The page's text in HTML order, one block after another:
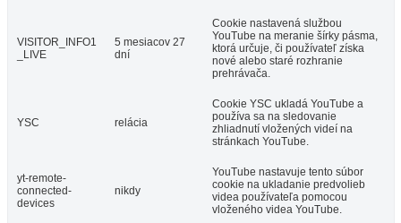
VISITOR_INFO1
_LIVE
5 mesiacov 27
dní
Cookie nastavená službou
YouTube na meranie šírky pásma,
ktorá určuje, či používateľ získa
nové alebo staré rozhranie
prehrávača.
YSC relácia
Cookie YSC ukladá YouTube a
používa sa na sledovanie
zhliadnutí vložených videí na
stránkach YouTube.
yt-remote-
connected-
devices
nikdy
YouTube nastavuje tento súbor
cookie na ukladanie predvolieb
videa používateľa pomocou
vloženého videa YouTube.